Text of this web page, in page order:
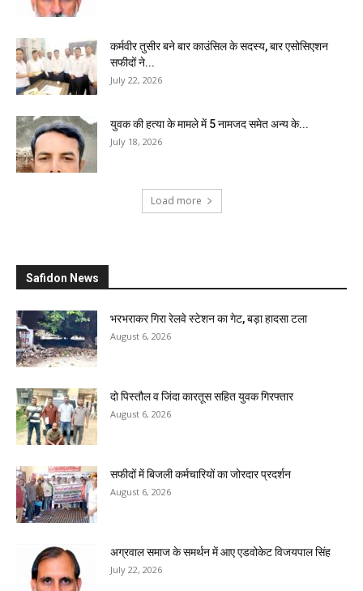
कर्मवीर तुसीर बने बार काउंसिल के सदस्य, बार एसोसिएशन
सफीदों ने...
July 22, 2026
युवक की हत्या के मामले में 5 नामजद समेत अन्य के...
July 18, 2026
Load more
Safidon News
भरभराकर गिरा रेलवे स्टेशन का गेट, बड़ा हादसा टला
August 6, 2026
दो पिस्तौल व जिंदा कारतूस सहित युवक गिरफ्तार
August 6, 2026
सफीदों में बिजली कर्मचारियों का जोरदार प्रदर्शन
August 6, 2026
अग्रवाल समाज के समर्थन में आए एडवोकेट विजयपाल सिंह
July 22, 2026